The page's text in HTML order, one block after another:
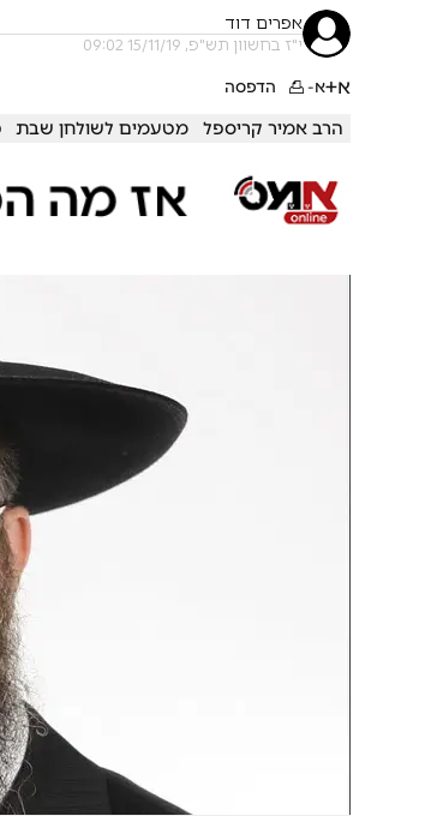
אפרים דוד
י"ז בחשוון תש"פ, 15/11/19 09:02
א+א- הדפסה
הרב אמיר קריספל מטעמים לשולחן שבת